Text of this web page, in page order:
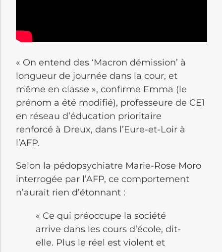
« On entend des ‘Macron démission’ à
longueur de journée dans la cour, et
même en classe », confirme Emma (le
prénom a été modifié), professeure de CE1
en réseau d’éducation prioritaire
renforcé à Dreux, dans l’Eure-et-Loir à
l’AFP.
Selon la pédopsychiatre Marie-Rose Moro
interrogée par l’AFP, ce comportement
n’aurait rien d’étonnant :
« Ce qui préoccupe la société
arrive dans les cours d’école, dit-
elle. Plus le réel est violent et